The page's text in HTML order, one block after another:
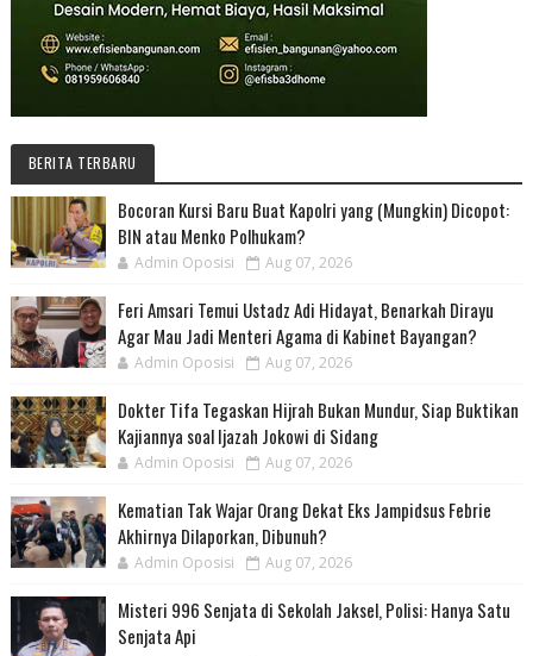
BERITA TERBARU
Bocoran Kursi Baru Buat Kapolri yang (Mungkin) Dicopot:
BIN atau Menko Polhukam?
Admin Oposisi Aug 07, 2026
Feri Amsari Temui Ustadz Adi Hidayat, Benarkah Dirayu
Agar Mau Jadi Menteri Agama di Kabinet Bayangan?
Admin Oposisi Aug 07, 2026
Dokter Tifa Tegaskan Hijrah Bukan Mundur, Siap Buktikan
Kajiannya soal Ijazah Jokowi di Sidang
Admin Oposisi Aug 07, 2026
Kematian Tak Wajar Orang Dekat Eks Jampidsus Febrie
Akhirnya Dilaporkan, Dibunuh?
Admin Oposisi Aug 07, 2026
Misteri 996 Senjata di Sekolah Jaksel, Polisi: Hanya Satu
Senjata Api